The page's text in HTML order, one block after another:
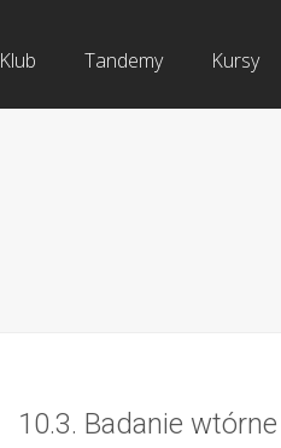
Klub Tandemy Kursy
10.3. Badanie